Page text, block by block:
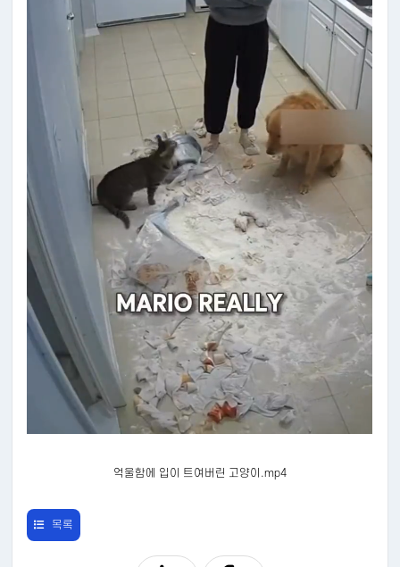
억울함에 입이 트여버린 고양이.mp4
목록